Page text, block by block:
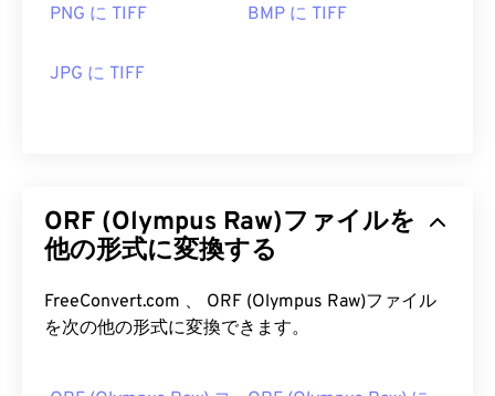
PNG に TIFF BMP に TIFF
JPG に TIFF
ORF (Olympus Raw)ファイルを
他の形式に変換する
FreeConvert.com 、 ORF (Olympus Raw)ファイル
を次の他の形式に変換できます。